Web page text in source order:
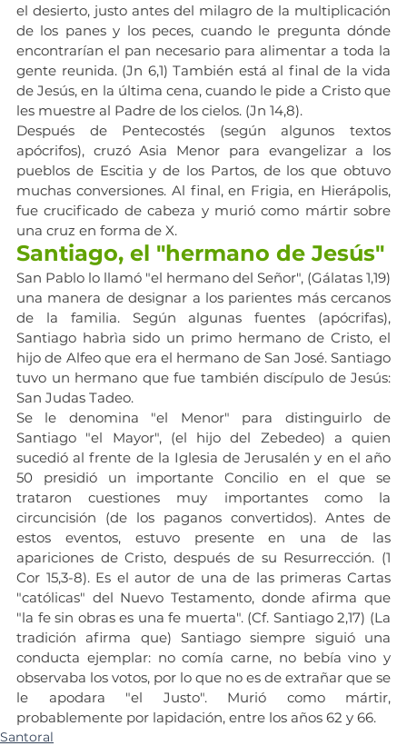
el desierto, justo antes del milagro de la multiplicación
de los panes y los peces, cuando le pregunta dónde
encontrarían el pan necesario para alimentar a toda la
gente reunida. (Jn 6,1) También está al final de la vida
de Jesús, en la última cena, cuando le pide a Cristo que
les muestre al Padre de los cielos. (Jn 14,8).
Después de Pentecostés (según algunos textos
apócrifos), cruzó Asia Menor para evangelizar a los
pueblos de Escitia y de los Partos, de los que obtuvo
muchas conversiones. Al final, en Frigia, en Hierápolis,
fue crucificado de cabeza y murió como mártir sobre
una cruz en forma de X.
Santiago, el "hermano de Jesús"
San Pablo lo llamó "el hermano del Señor", (Gálatas 1,19)
una manera de designar a los parientes más cercanos
de la familia. Según algunas fuentes (apócrifas),
Santiago habrìa sido un primo hermano de Cristo, el
hijo de Alfeo que era el hermano de San José. Santiago
tuvo un hermano que fue también discípulo de Jesús:
San Judas Tadeo.
Se le denomina "el Menor" para distinguirlo de
Santiago "el Mayor", (el hijo del Zebedeo) a quien
sucedió al frente de la Iglesia de Jerusalén y en el año
50 presidió un importante Concilio en el que se
trataron cuestiones muy importantes como la
circuncisión (de los paganos convertidos). Antes de
estos eventos, estuvo presente en una de las
apariciones de Cristo, después de su Resurrección. (1
Cor 15,3-8). Es el autor de una de las primeras Cartas
"católicas" del Nuevo Testamento, donde afirma que
"la fe sin obras es una fe muerta". (Cf. Santiago 2,17) (La
tradición afirma que) Santiago siempre siguió una
conducta ejemplar: no comía carne, no bebía vino y
observaba los votos, por lo que no es de extrañar que se
le apodara "el Justo". Murió como mártir,
probablemente por lapidación, entre los años 62 y 66.
Santoral